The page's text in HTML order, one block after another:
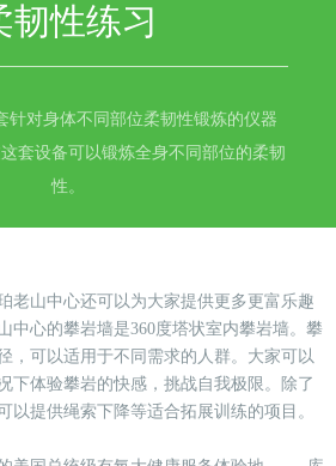
韧性练习
针对身体不同部位柔韧性锻炼的仪器
套设备可以锻炼全身不同部位的柔韧
性。
老山中心还可以为大家提供更多更富乐趣
中心的攀岩墙是360度塔状室内攀岩墙。攀
，可以适用于不同需求的人群。大家可以
下体验攀岩的快感，挑战自我极限。除了
以提供绳索下降等适合拓展训练的项目。